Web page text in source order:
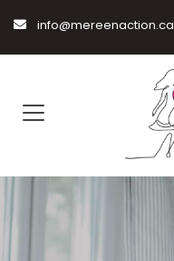
info@mereenaction.ca